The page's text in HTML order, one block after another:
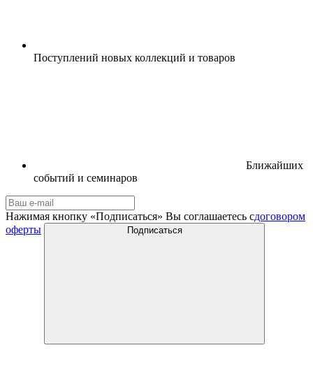
Поступлений новых коллекций и товаров
Ближайших
событий и семинаров
Нажимая кнопку «Подписаться» Вы соглашаетесь сдоговором
оферты
Подписаться